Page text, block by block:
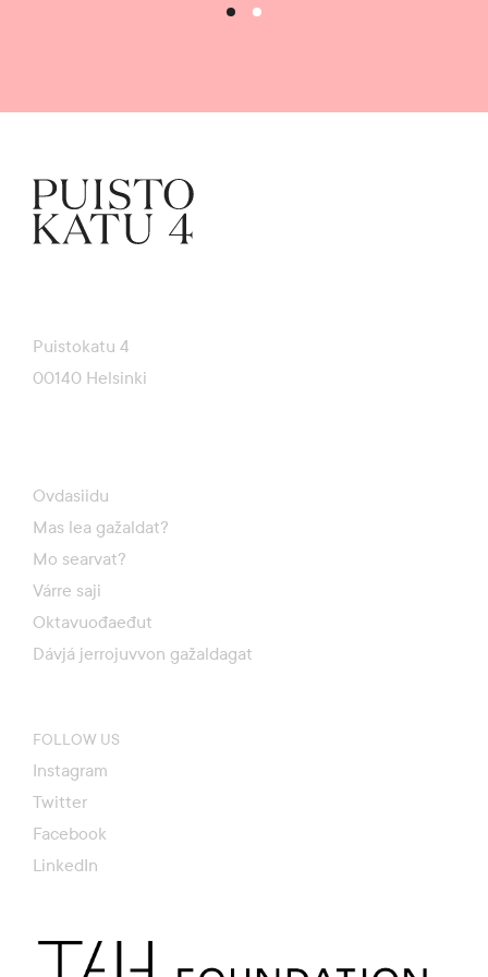
Puistokatu 4
00140 Helsinki
Ovdasiidu
Mas lea gažaldat?
Mo searvat?
Várre saji
Oktavuođaeđut
Dávjá jerrojuvvon gažaldagat
FOLLOW US
Instagram
Twitter
Facebook
LinkedIn